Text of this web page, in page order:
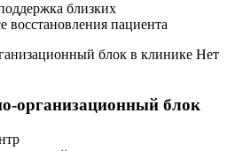
близких
восстановления пациента
организационный блок